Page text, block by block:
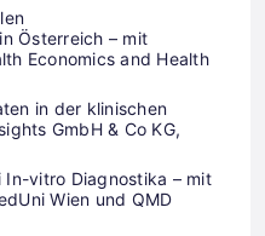
Österreich – mit
Economics and Health
in der klinischen
GmbH & Co KG,
In-vitro Diagnostika – mit
Wien und QMD